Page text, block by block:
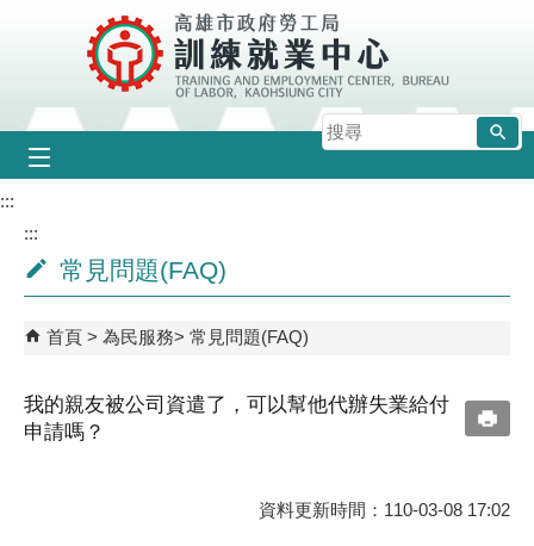
跳到主要內容區塊
搜
尋
:::
:::
常見問題(FAQ)
首頁 為民服務 常見問題(FAQ)
我的親友被公司資遣了，可以幫他代辦失業給付
申請嗎？
資料更新時間：110-03-08 17:02